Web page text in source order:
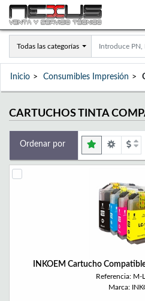
Todas las categorías
Inicio Consumibles Impresión
CARTUCHOS TINTA
Ordenar por
INKOEM Cartucho
Referencia: M-
Marca: